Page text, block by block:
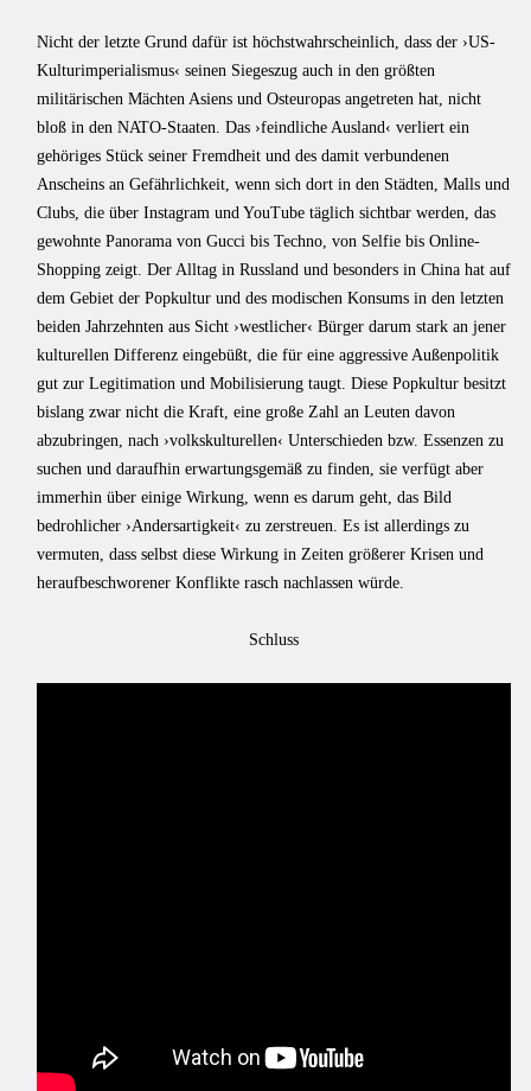
Nicht der letzte Grund dafür ist höchstwahrscheinlich, dass der ›US-
Kulturimperialismus‹ seinen Siegeszug auch in den größten
militärischen Mächten Asiens und Osteuropas angetreten hat, nicht
bloß in den NATO-Staaten. Das ›feindliche Ausland‹ verliert ein
gehöriges Stück seiner Fremdheit und des damit verbundenen
Anscheins an Gefährlichkeit, wenn sich dort in den Städten, Malls und
Clubs, die über Instagram und YouTube täglich sichtbar werden, das
gewohnte Panorama von Gucci bis Techno, von Selfie bis Online-
Shopping zeigt. Der Alltag in Russland und besonders in China hat auf
dem Gebiet der Popkultur und des modischen Konsums in den letzten
beiden Jahrzehnten aus Sicht ›westlicher‹ Bürger darum stark an jener
kulturellen Differenz eingebüßt, die für eine aggressive Außenpolitik
gut zur Legitimation und Mobilisierung taugt. Diese Popkultur besitzt
bislang zwar nicht die Kraft, eine große Zahl an Leuten davon
abzubringen, nach ›volkskulturellen‹ Unterschieden bzw. Essenzen zu
suchen und daraufhin erwartungsgemäß zu finden, sie verfügt aber
immerhin über einige Wirkung, wenn es darum geht, das Bild
bedrohlicher ›Andersartigkeit‹ zu zerstreuen. Es ist allerdings zu
vermuten, dass selbst diese Wirkung in Zeiten größerer Krisen und
heraufbeschworener Konflikte rasch nachlassen würde.
Schluss